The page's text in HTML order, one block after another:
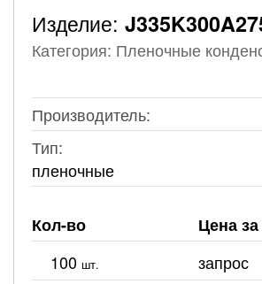
Изделие:
Категория: Пленочные
Производитель:
Тип:
пленочные
Кол-во
Цена
100 шт. запрос